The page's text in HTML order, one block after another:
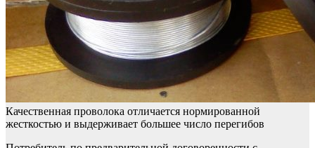
Качественная проволока отличается нормированной
жесткостью и выдерживает большее число перегибов